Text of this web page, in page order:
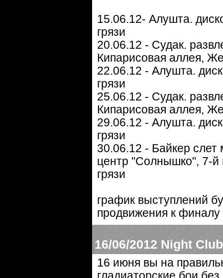
15.06.12- Алушта.
грязи
20.06.12 - Судак.
Кипарисовая аллея,
22.06.12 - Алушта.
грязи
25.06.12 - Судак.
Кипарисовая аллея,
29.06.12 - Алушта.
грязи
30.06.12 - Байкер слет
центр "Солнышко", 7-й
грязи
график выступлений
продвижения к финалу
16/06/2012 Night
16 июня вы на